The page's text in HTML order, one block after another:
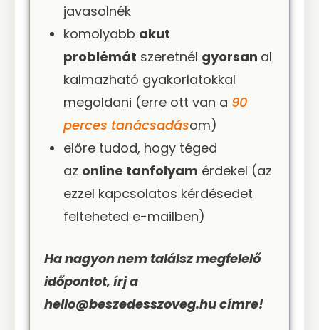
javasolnék
komolyabb akut
problémát szeretnél gyorsan al
kalmazható gyakorlatokkal
megoldani (erre ott van a 90
perces tanácsadásom)
előre tudod, hogy téged
az online tanfolyam érdekel (az
ezzel kapcsolatos kérdésedet
felteheted e-mailben)
Ha nagyon nem találsz megfelelő
időpontot, írj a
hello@beszedesszoveg.hu címre!